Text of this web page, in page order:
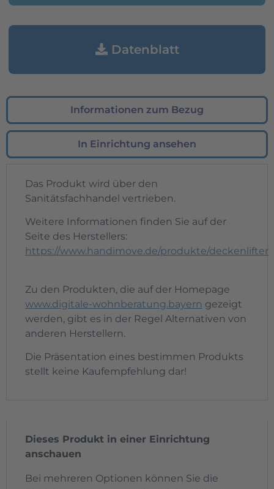
Datenblatt
Informationen zum Bezug
In Einrichtung ansehen
Das Produkt wird über den
Sanitätsfachhandel vertrieben.
Weitere Informationen finden Sie auf der
Seite des Herstellers:
https://www.handimove.de/produkte/deckenlifter
Zu den Produkten, die auf der Homepage
www.digitale-wohnberatung.bayern gezeigt
werden, gibt es in der Regel Alternativen von
anderen Herstellern.
Die Präsentation eines bestimmen Produkts
stellt keine Kaufempfehlung dar!
Dieses Produkt in einer Einrichtung
anschauen
Bei mehreren Optionen können Sie die